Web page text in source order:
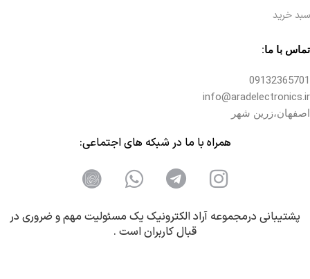
سبد خرید
تماس با ما:
09132365701
info@aradelectronics.ir
اصفهان،زرین شهر
همراه با ما در شبکه های اجتماعی:
پشتیبانی درمجموعه آراد الکترونیک یک مسئولیت مهم و ضروری در
قبال کاربران است .